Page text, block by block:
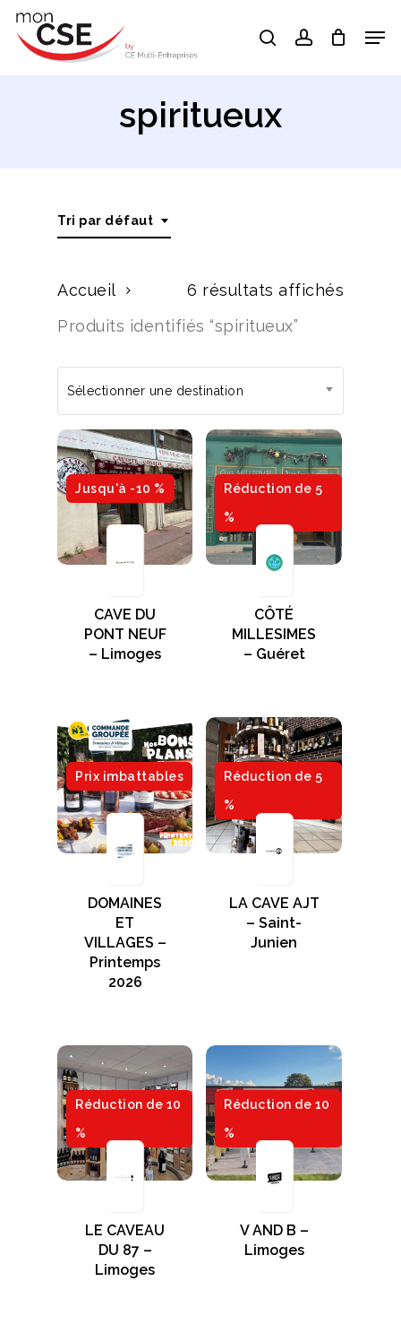
Skip
searchaccount
spiritueux
Tri par défaut
6 résultats affichés
Accueil
Produits identifiés “spiritueux”
Sélectionner une destination
Jusqu'à -10 %
CAVE DU
PONT NEUF
– Limoges
Réduction de 5
%
CÔTÉ
MILLESIMES
– Guéret
Prix imbattables
DOMAINES
ET
VILLAGES –
Printemps
2026
Réduction de 5
%
LA CAVE AJT
– Saint-
Junien
Réduction de 10
%
LE CAVEAU
DU 87 –
Limoges
Réduction de 10
%
V AND B –
Limoges